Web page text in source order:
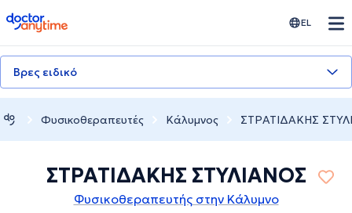
doctoranytime EL
Βρες ειδικό
Φυσικοθεραπευτές Κάλυμνος ΣΤΡΑΤΙΔΑΚΗΣ
ΣΤΡΑΤΙΔΑΚΗΣ ΣΤΥΛΙΑΝΟΣ
Φυσικοθεραπευτής στην Κάλυμνο